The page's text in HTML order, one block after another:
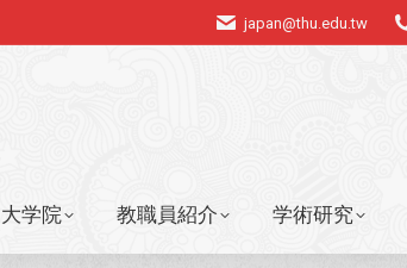
japan@thu.edu.tw
大学院 教職員紹介 学術研究
大学院 教職員紹介 学術研究